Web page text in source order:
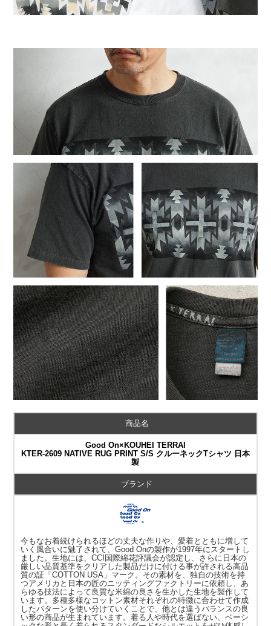
商品名
Good On×KOUHEI TERRAI
KTER-2609 NATIVE RUG PRINT S/S クルーネックTシャツ 日本
製
ブランド
今もなお着続けられるほどの丈夫な作りや、愛着とともに増して
いく風合いに魅了されて、Good Onの製作が1997年にスタートし
ました。生地には、CCI国際綿花評議会が認定し、さらに日本の
厳しい品質基準をクリアした製品だけに付ける事が許される高品
質の証「COTTON USA」マーク。その素材を、独自の技術を持
つアメリカと日本の匠のニッティングファクトリーに依頼し、あ
らゆる技法によって良質な米綿の良さを生かした生地を製作して
います。多種多様なコットン素材それぞれの特徴に合わせて作成
したパターンを使い分けていくことで、他とは違うバランスの良
い形の商品が生まれています。着る人や時代を選ばない、ベーシ